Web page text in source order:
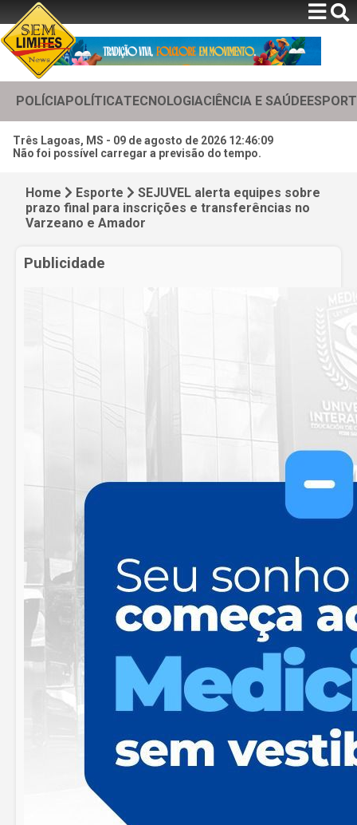
POLÍCIAPOLÍTICATECNOLOGIACIÊNCIA E SAÚDE
Três Lagoas, MS - 09 de agosto de 2026 12:46:11
Não foi possível carregar a previsão do tempo.
Home Esporte
SEJUVEL alerta equipes sobre
prazo final para inscrições e transferências no
Varzeano e Amador
Publicidade